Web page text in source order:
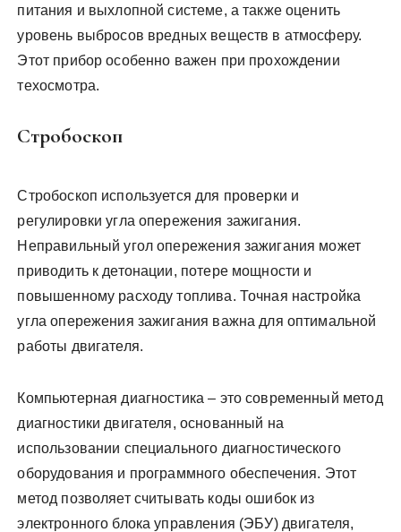
питания и выхлопной системе, а также оценить
уровень выбросов вредных веществ в атмосферу.
Этот прибор особенно важен при прохождении
техосмотра.
Стробоскоп
Стробоскоп используется для проверки и
регулировки угла опережения зажигания.
Неправильный угол опережения зажигания может
приводить к детонации, потере мощности и
повышенному расходу топлива. Точная настройка
угла опережения зажигания важна для оптимальной
работы двигателя.
Компьютерная диагностика – это современный метод
диагностики двигателя, основанный на
использовании специального диагностического
оборудования и программного обеспечения. Этот
метод позволяет считывать коды ошибок из
электронного блока управления (ЭБУ) двигателя,